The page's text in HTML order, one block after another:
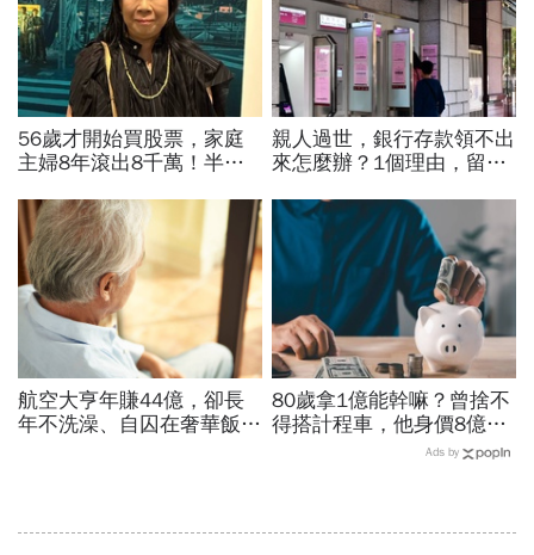
56歲才開始買股票，家庭
主婦8年滾出8千萬！半年
殺在最低點」...她靠3個心
法翻身
親人過世，銀行存款領不出
來怎麼辦？1個理由，留現
繼承3大重點一次看
航空大亨年賺44億，卻長
年不洗澡、自囚在奢華飯
80歲拿1億能幹嘛？曾捨不
得搭計程車，他身價8億後
醒悟「40~60歲是花錢黃金
Ads by